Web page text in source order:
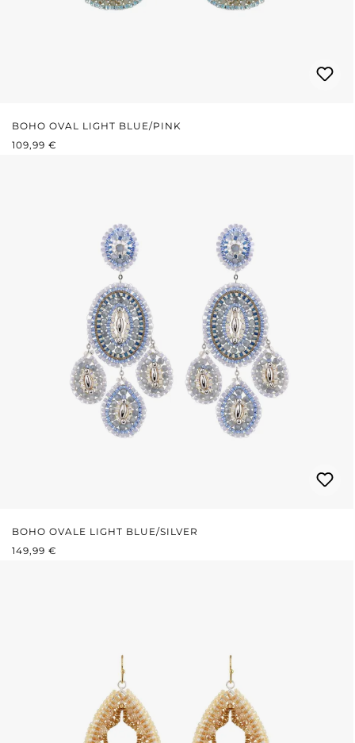
BOHO OVAL LIGHT BLUE/PINK
REGULÄRER PREIS:
109,99 €
BOHO OVALE LIGHT BLUE/SILVER
REGULÄRER PREIS:
149,99 €